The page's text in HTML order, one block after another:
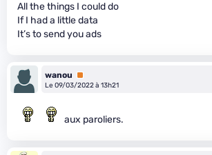
All the things I could do
If I had a little data
It’s to send you ads
wanou
Premium
Le 09/03/2022 à 13h21
aux paroliers.